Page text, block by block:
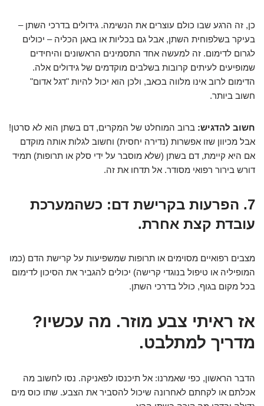
כן, זה הרגע שבו כולם עוצרים את הנשימה. גידולים בדרכי השתן –
בעיקר בשלפוחית השתן, אבל גם בכליות או באגן הכליה – יכולים
לגרום לדימום. זה למעשה אחד התסמינים הראשונים והיחידים
שמופיעים לעיתים קרובות בשלבים מוקדמים של גידולים אלה.
הדימום לרוב אינו מלווה בכאב, ולכן הוא יכול להיות "דגל אדום"
חשוב ביותר.
חשוב להדגיש: ברוב המוחלט של המקרים, דם בשתן הוא לא סרטן!
אבל מכיוון שזו אפשרות (נדירה יחסית) וחשוב לגלות אותה מוקדם
אם היא קיימת, דם בשתן (שלא מוסבר על ידי סלק או תרופות) תמיד
דורש בירור רפואי מסודר. אל תדחו את זה.
7. הפרעות בקרישת דם: כשהמערכת
עובדת קצת אחרת.
מצבים רפואיים מסוימים או תרופות שמשפיעות על קרישת הדם (כמו
המופיליה או טיפול בנוגדי קרישה) יכולים להגביר את הסיכון לדימום
בכל מקום בגוף, כולל בדרכי השתן.
אז ראיתי צבע מוזר. מה עכשיו?
מדריך למתלבט.
הדבר הראשון, כפי שאמרנו: אל תיכנסו לפאניקה. נסו לחשוב מה
אכלתם או לקחתם לאחרונה שיכול להסביר את הצבע. שתו כוס מים